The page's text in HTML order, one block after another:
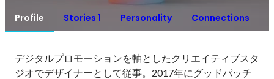
Profile Stories 1 Personality Connections
デジタルプロモーションを軸としたクリエイティブスタ
ジオでデザイナーとして従事。2017年にグッドパッチ